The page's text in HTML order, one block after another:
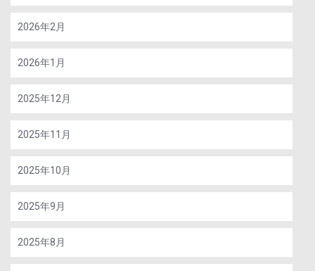
2026年2月
2026年1月
2025年12月
2025年11月
2025年10月
2025年9月
2025年8月